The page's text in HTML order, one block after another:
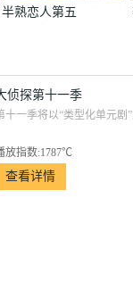
半熟恋人第五
侦探第十一季
十一季将以“类型化单元剧
放指数:1787℃
查看详情